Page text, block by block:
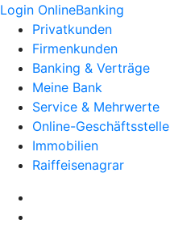
Login OnlineBanking
Privatkunden
Firmenkunden
Banking & Verträge
Meine Bank
Service & Mehrwerte
Online-Geschäftsstelle
Immobilien
Raiffeisenagrar